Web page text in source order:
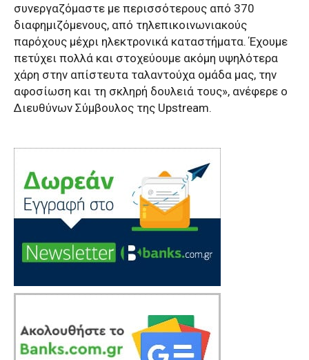
συνεργαζόμαστε με περισσότερους από 370
διαφημιζόμενους, από τηλεπικοινωνιακούς
παρόχους μέχρι ηλεκτρονικά καταστήματα. Έχουμε
πετύχει πολλά και στοχεύουμε ακόμη υψηλότερα
χάρη στην απίστευτα ταλαντούχα ομάδα μας, την
αφοσίωση και τη σκληρή δουλειά τους», ανέφερε ο
Διευθύνων Σύμβουλος της Upstream.